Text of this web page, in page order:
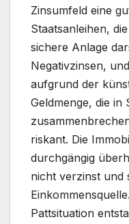
Zinsumfeld eine
Staatsanleihen,
sichere Anlage
Negativzinsen,
aufgrund der
Geldmenge, die in
riskant. Die
durchgängig
nicht verzinst und
Pattsituation